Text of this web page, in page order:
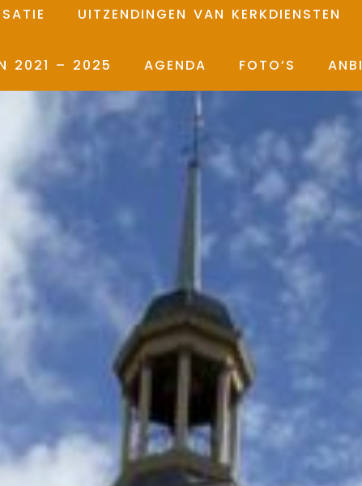
UITZENDINGEN VAN KERKDIENSTEN
2021 – 2025 AGENDA FOTO’S ANBI